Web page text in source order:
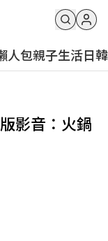
人包親子生活日韓
影音：火鍋